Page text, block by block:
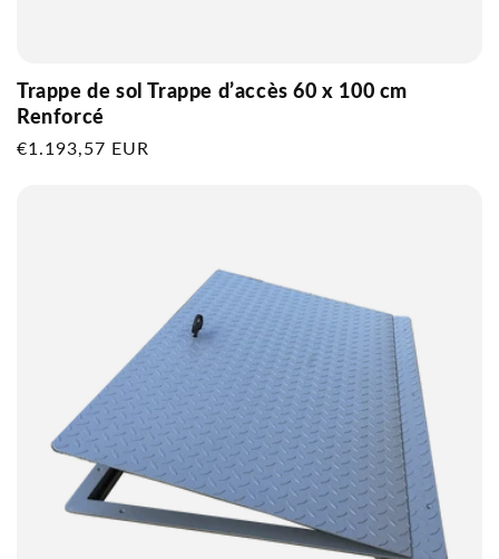
Trappe de sol Trappe d’accès 60 x 100 cm
Renforcé
Prix
€1.193,57 EUR